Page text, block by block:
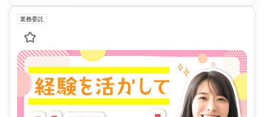
業務委託